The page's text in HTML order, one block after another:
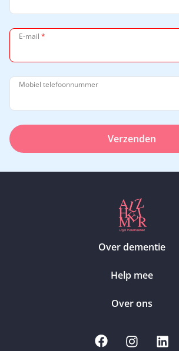
E-mail *
Mobiel telefoonnummer
Verzenden
Over dementie
Help mee
Over ons